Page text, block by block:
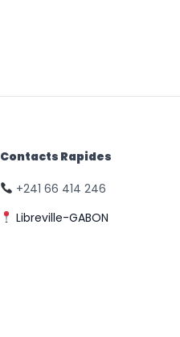
Contacts Rapides
+241 66 414 246
Libreville-GABON